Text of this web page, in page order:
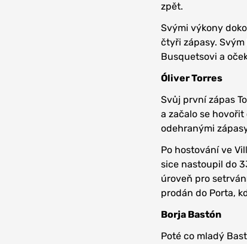
zpět.
Svými výkony
čtyři zápasy.
Busquetsovi a
Óliver Torres
Svůj první zápas
a začalo se
odehranými
Po hostování ve
sice nastoupil do
úroveň pro
prodán do Porta,
Borja Bastón
Poté co mladý